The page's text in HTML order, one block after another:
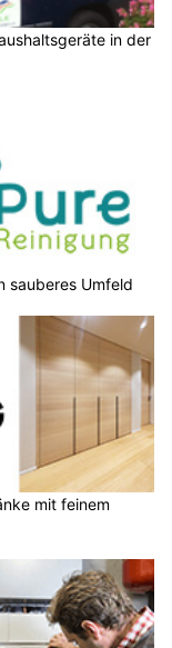
in der
sauberes Umfeld
mit feinem